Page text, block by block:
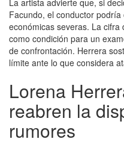
Facundo, el conductor
económicas severas. La cifra
como condición para un
de confrontación. Herrera
límite ante lo que considera
Lorena
reabren la
rumores